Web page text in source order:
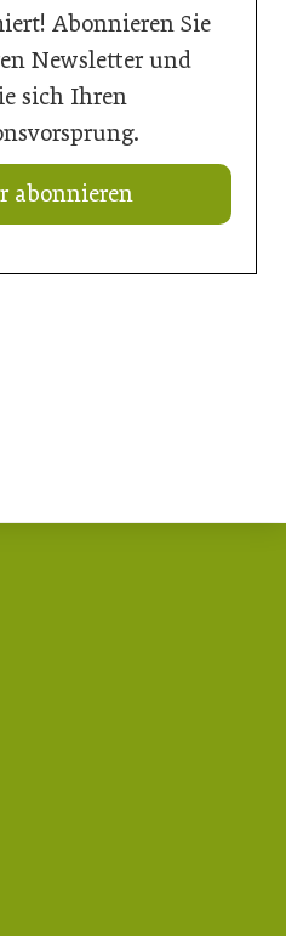
Abonnieren Sie
Newsletter und
sich Ihren
abonnieren